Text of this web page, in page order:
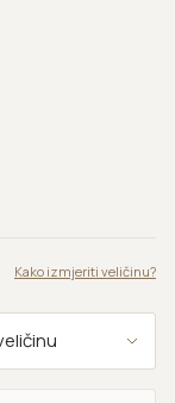
Kako izmjeriti veličinu?